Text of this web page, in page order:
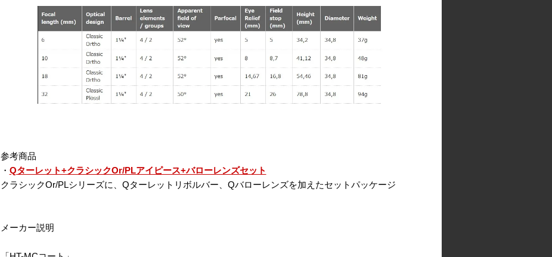
参考商品
・ Qターレット+クラシックOr/PLアイピース+バローレンズセット
クラシックOr/PLシリーズに、Qターレットリボルバー、Qバローレンズを加えたセットパッケージ
メーカー説明